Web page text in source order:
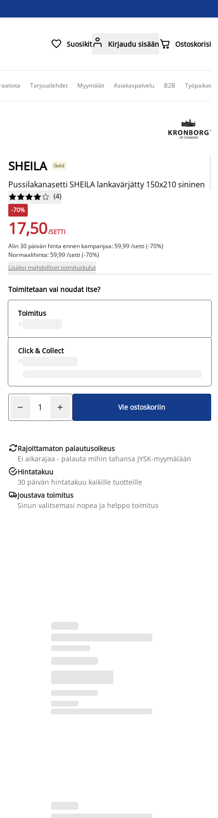
 Suosikit Kirjaudu sisään Ostoskorisi
Tarjouslehdet Myymälät Asiakaspalvelu B2B Työpaikat
SHEILA Gold
Pussilakanasetti SHEILA lankavärjätty 150x210 sininen





 (4)
-70%
17,50/SETTI
Alin 30 päivän hinta ennen kampanjaa: 59,99 /setti (-70%)
Normaalihinta: 59,99 /setti (-70%)
Lisäksi mahdolliset toimituskulut
Toimitetaan vai noudat itse?
Toimitus
Click & Collect
Vie ostoskoriin
Rajoittamaton palautusoikeus
Ei aikarajaa - palauta mihin tahansa JYSK-myymälään
Hintatakuu
30 päivän hintatakuu kaikille tuotteille
Joustava toimitus
Sinun valitsemasi nopea ja helppo toimitus